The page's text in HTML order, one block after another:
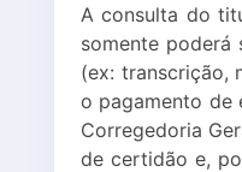
A consulta do
somente poderá
(ex: transcrição,
o pagamento de
Corregedoria
de certidão e,